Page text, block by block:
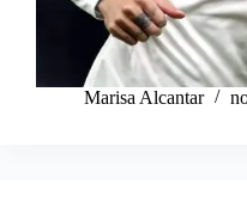
Marisa Alcantar